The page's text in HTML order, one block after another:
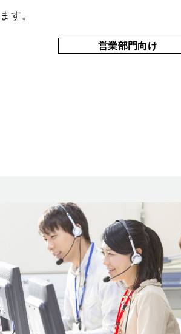
ます。
営業部門向け